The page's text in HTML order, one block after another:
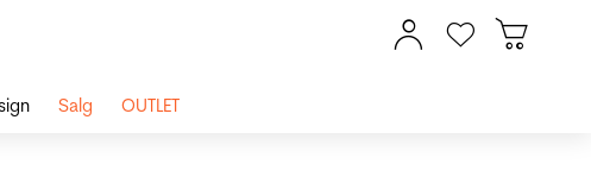
Salg OUTLET